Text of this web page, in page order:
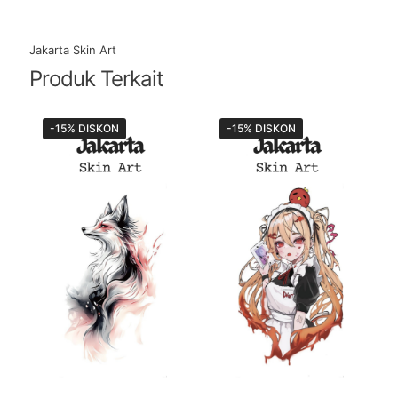
Jakarta Skin Art
Produk Terkait
-15% DISKON -15% DISKON